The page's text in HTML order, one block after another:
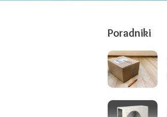
Poradniki